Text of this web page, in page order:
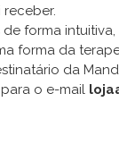
forma
forma da
da
o e-mail